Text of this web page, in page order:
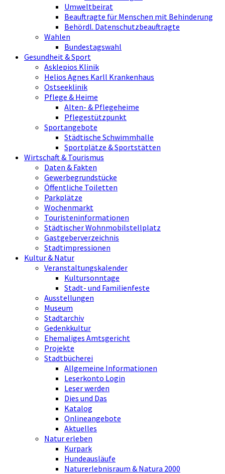
Umweltbeirat
Beauftragte für Menschen mit Behinderung
Behördl. Datenschutzbeauftragte
Wahlen
Bundestagswahl
Gesundheit & Sport
Asklepios Klinik
Helios Agnes Karll Krankenhaus
Ostseeklinik
Pflege & Heime
Alten- & Pflegeheime
Pflegestützpunkt
Sportangebote
Städtische Schwimmhalle
Sportplätze & Sportstätten
Wirtschaft & Tourismus
Daten & Fakten
Gewerbegrundstücke
Öffentliche Toiletten
Parkplätze
Wochenmarkt
Touristeninformationen
Städtischer Wohnmobilstellplatz
Gastgeberverzeichnis
Stadtimpressionen
Kultur & Natur
Veranstaltungskalender
Kultursonntage
Stadt- und Familienfeste
Ausstellungen
Museum
Stadtarchiv
Gedenkkultur
Ehemaliges Amtsgericht
Projekte
Stadtbücherei
Allgemeine Informationen
Leserkonto Login
Leser werden
Dies und Das
Katalog
Onlineangebote
Aktuelles
Natur erleben
Kurpark
Hundeausläufe
Naturerlebnisraum & Natura 2000